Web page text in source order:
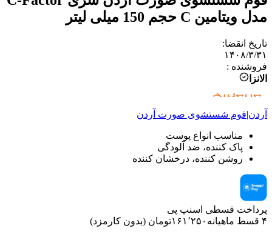
مدل ویتامین C حجم 150 میلی لیتر
تاریخ انقضا:
۱۴۰۸/۳/۳۱
فروشنده :
الانزا
آردن|فوم شستشوی صورت آردن
مناسب انواع پوست
پاک کننده، ضد آلودگی
روشن کننده، درخشان کننده
پرداخت قسطی اسنپ پی
۴ قسط ماهیانه
۱۶۱٬۲۵۰تومان (بدون کارمزد)